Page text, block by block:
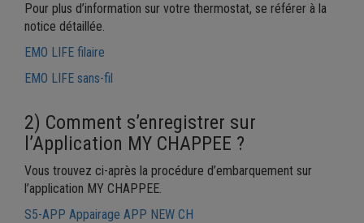
Pour plus d’information sur votre thermostat, se référer à la
notice détaillée.
EMO LIFE filaire
EMO LIFE sans-fil
2) Comment s’enregistrer sur
l’Application MY CHAPPEE ?
Vous trouvez ci-après la procédure d’embarquement sur
l’application MY CHAPPEE.
S5-APP Appairage APP NEW CH